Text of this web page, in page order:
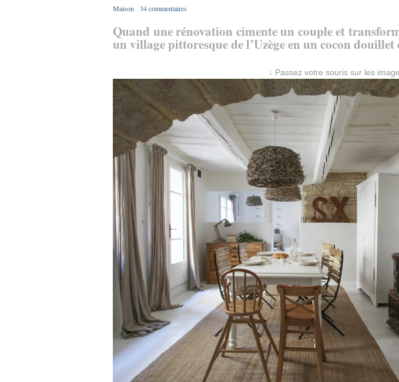
Maison 34 commentaires
Quand une rénovation cimente un couple et
un village pittoresque de l’Uzège en un cocon douillet
↓ Passez votre souris sur les